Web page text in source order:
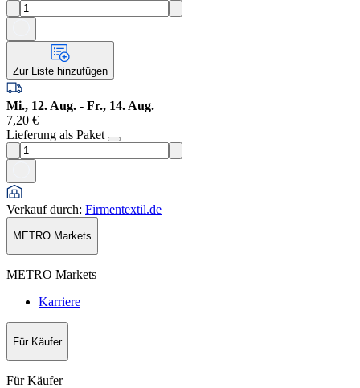
Zur Liste hinzufügen
Mi., 12. Aug. - Fr., 14. Aug.
7,20 €
Lieferung als Paket
Verkauf durch: Firmentextil.de
METRO Markets
METRO Markets
Karriere
Für Käufer
Für Käufer